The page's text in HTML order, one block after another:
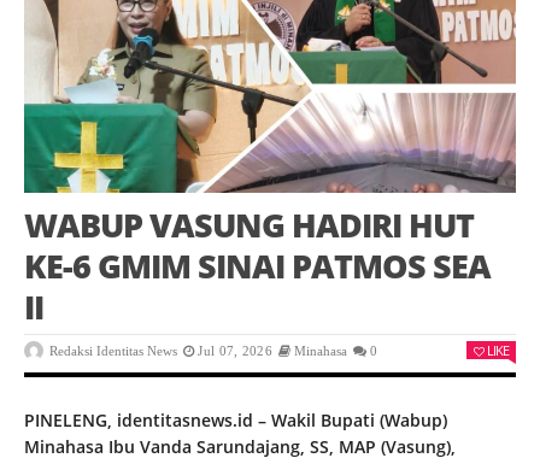
WABUP VASUNG HADIRI HUT
KE-6 GMIM SINAI PATMOS SEA
II
Redaksi Identitas News Jul 07, 2026 Minahasa 0 LIKE
PINELENG, identitasnews.id – Wakil Bupati (Wabup)
Minahasa Ibu Vanda Sarundajang, SS, MAP (Vasung),